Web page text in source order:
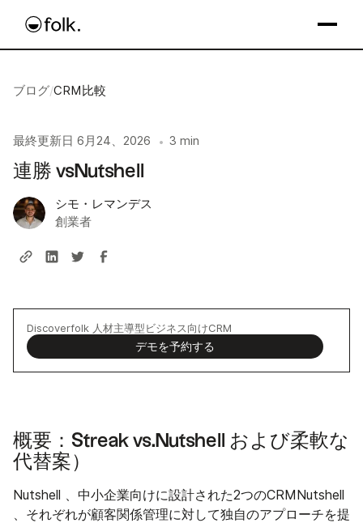
ブログ/CRM比較
最終更新日 6月24、2026 • 3 min
連勝 vsNutshell
シモ・レマンデス
創業者
Discoverfolk 人材主導型ビジネス向けCRM
デモを予約する
概要：Streak vs.Nutshell および柔軟な
代替案）
Nutshell 、中小企業向けに設計された2つのCRMNutshell
、それぞれが顧客関係管理に対して独自のアプローチを提